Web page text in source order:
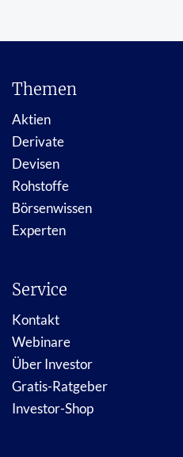
Themen
Aktien
Derivate
Devisen
Rohstoffe
Börsenwissen
Experten
Service
Kontakt
Webinare
Über Investor
Gratis-Ratgeber
Investor-Shop